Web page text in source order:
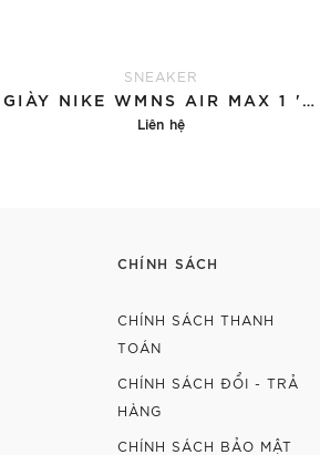
SNEAKER
Liên hệ
CHÍNH SÁCH
CHÍNH SÁCH THANH
TOÁN
CHÍNH SÁCH ĐỔI - TRẢ
HÀNG
CHÍNH SÁCH BẢO MẬT